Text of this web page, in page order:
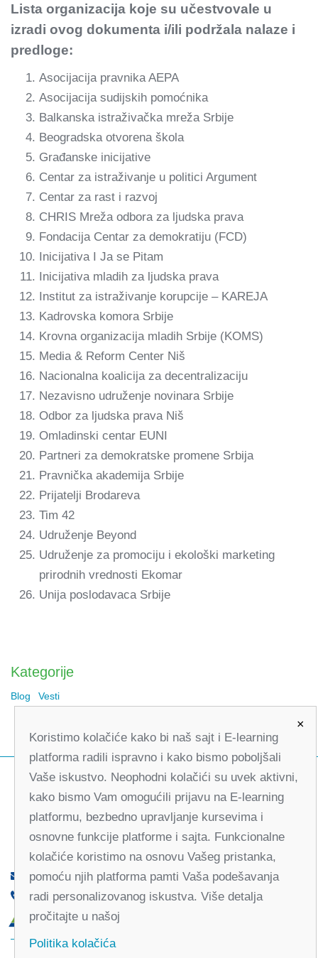
Lista organizacija koje su učestvovale u
izradi ovog dokumenta i/ili podržala nalaze i
predloge:
Asocijacija pravnika AEPA
Asocijacija sudijskih pomoćnika
Balkanska istraživačka mreža Srbije
Beogradska otvorena škola
Građanske inicijative
Centar za istraživanje u politici Argument
Centar za rast i razvoj
CHRIS Mreža odbora za ljudska prava
Fondacija Centar za demokratiju (FCD)
Inicijativa I Ja se Pitam
Inicijativa mladih za ljudska prava
Institut za istraživanje korupcije – KAREJA
Kadrovska komora Srbije
Krovna organizacija mladih Srbije (KOMS)
Media & Reform Center Niš
Nacionalna koalicija za decentralizaciju
Nezavisno udruženje novinara Srbije
Odbor za ljudska prava Niš
Omladinski centar EUNI
Partneri za demokratske promene Srbija
Pravnička akademija Srbije
Prijatelji Brodareva
Tim 42
Udruženje Beyond
Udruženje za promociju i ekološki marketing
prirodnih vrednosti Ekomar
Unija poslodavaca Srbije
Kategorije
Blog Vesti
office@partners-serbia.org
(+381 11) 32 31 551, (+381 11) 32 31 552
Kralja Milana 10, 11000 Beograd, Srbija
×
Koristimo kolačiće kako bi naš sajt i E-learning
platforma radili ispravno i kako bismo poboljšali
Vaše iskustvo. Neophodni kolačići su uvek aktivni,
kako bismo Vam omogućili prijavu na E-learning
platformu, bezbedno upravljanje kursevima i
osnovne funkcije platforme i sajta. Funkcionalne
kolačiće koristimo na osnovu Vašeg pristanka,
pomoću njih platforma pamti Vaša podešavanja
radi personalizovanog iskustva. Više detalja
pročitajte u našoj
Politika kolačića